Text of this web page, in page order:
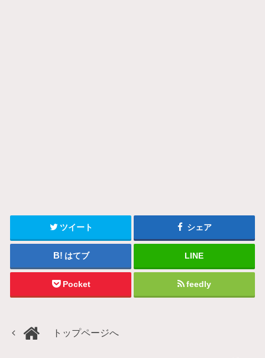
ツイート シェア
はてブ LINE
Pocket feedly
トップページへ